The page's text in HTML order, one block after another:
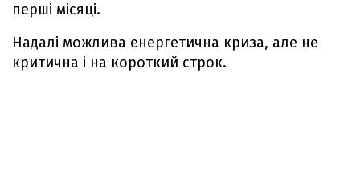
перші місяці.
Надалі можлива енергетична криза, але не
критична і на короткий строк.